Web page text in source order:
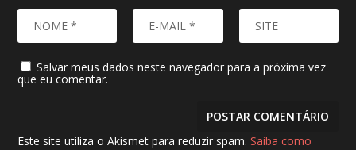
Salvar meus dados neste navegador para a próxima vez
que eu comentar.
Este site utiliza o Akismet para reduzir spam.Saiba como